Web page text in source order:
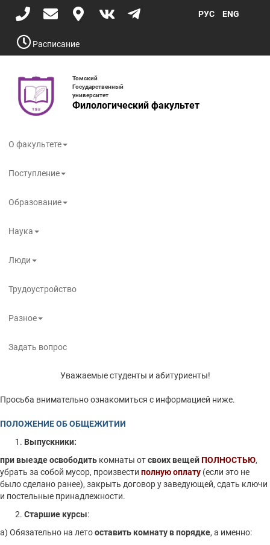
Перейти
содержаниюРасписание
РУС ENG
Томский
Государственный
университет
Филологический факультет
О факультете
Поступление
Образование
Наука
Люди
Трудоустройство
Разное
Задать вопрос
Уважаемые студенты и абитуриенты!
Просьба внимательно ознакомиться с информацией ниже.
ПОЛОЖЕНИЕ ОБ ОБЩЕЖИТИИ
Выпускники:
при выездеосвободить комнаты отсвоих вещейПОЛНОСТЬЮ,
убрать за собой мусор, произвести полную оплату (если это не
было сделано ранее), закрыть договор у заведующей, сдать ключи
и постельные принадлежности.
Старшие курсы:
а) Обязательно на летооставить комнату в порядке, а именно: